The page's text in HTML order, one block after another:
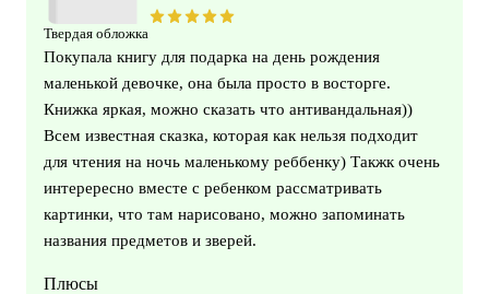
Твердая обложка
Покупала книгу для подарка на день рождения
маленькой девочке, она была просто в восторге.
Книжка яркая, можно сказать что антивандальная))
Всем известная сказка, которая как нельзя подходит
для чтения на ночь маленькому реббенку) Такжк очень
интерересно вместе с ребенком рассматривать
картинки, что там нарисовано, можно запоминать
названия предметов и зверей.
Плюсы